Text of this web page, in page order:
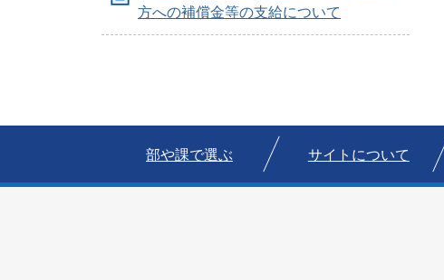
方への補償金等の支給について
部や課で選ぶ サイトについて